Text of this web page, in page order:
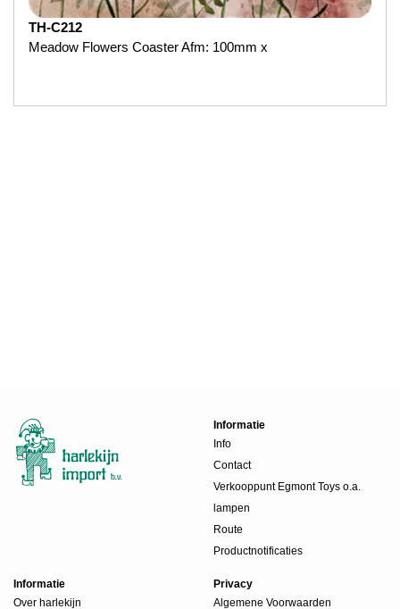
TH-C212
Meadow Flowers Coaster Afm: 100mm x
Informatie
Info
Contact
Verkooppunt Egmont Toys o.a.
lampen
Route
Productnotificaties
Informatie
Over harlekijn
Privacy
Algemene Voorwaarden